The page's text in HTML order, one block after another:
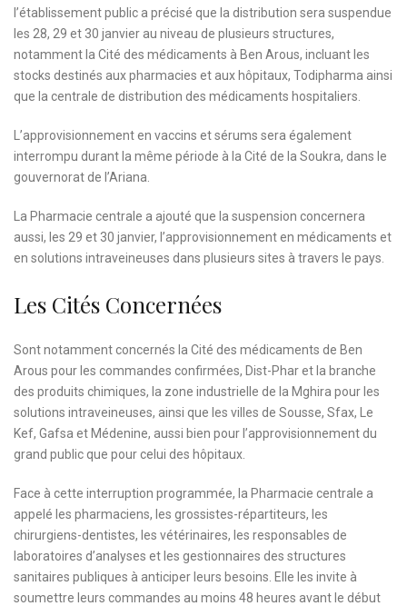
l’établissement public a précisé que la distribution sera suspendue
les 28, 29 et 30 janvier au niveau de plusieurs structures,
notamment la Cité des médicaments à Ben Arous, incluant les
stocks destinés aux pharmacies et aux hôpitaux, Todipharma ainsi
que la centrale de distribution des médicaments hospitaliers.
L’approvisionnement en vaccins et sérums sera également
interrompu durant la même période à la Cité de la Soukra, dans le
gouvernorat de l’Ariana.
La Pharmacie centrale a ajouté que la suspension concernera
aussi, les 29 et 30 janvier, l’approvisionnement en médicaments et
en solutions intraveineuses dans plusieurs sites à travers le pays.
Les Cités Concernées
Sont notamment concernés la Cité des médicaments de Ben
Arous pour les commandes confirmées, Dist-Phar et la branche
des produits chimiques, la zone industrielle de la Mghira pour les
solutions intraveineuses, ainsi que les villes de Sousse, Sfax, Le
Kef, Gafsa et Médenine, aussi bien pour l’approvisionnement du
grand public que pour celui des hôpitaux.
Face à cette interruption programmée, la Pharmacie centrale a
appelé les pharmaciens, les grossistes-répartiteurs, les
chirurgiens-dentistes, les vétérinaires, les responsables de
laboratoires d’analyses et les gestionnaires des structures
sanitaires publiques à anticiper leurs besoins. Elle les invite à
soumettre leurs commandes au moins 48 heures avant le début